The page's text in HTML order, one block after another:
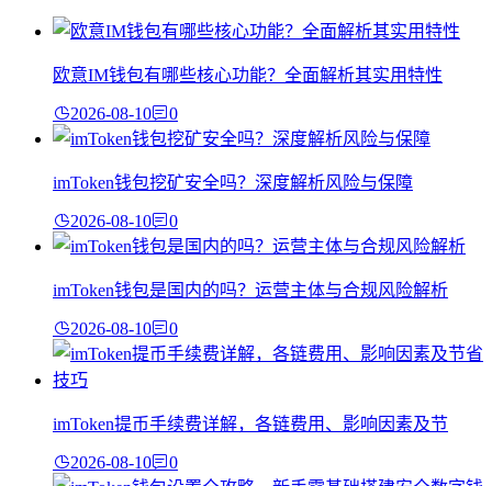
欧意IM钱包有哪些核心功能？全面解析其实用特性
2026-08-10 0
imToken钱包挖矿安全吗？深度解析风险与保障
2026-08-10 0
imToken钱包是国内的吗？运营主体与合规风险解析
2026-08-10 0
imToken提币手续费详解，各链费用、影响因素及节
2026-08-10 0